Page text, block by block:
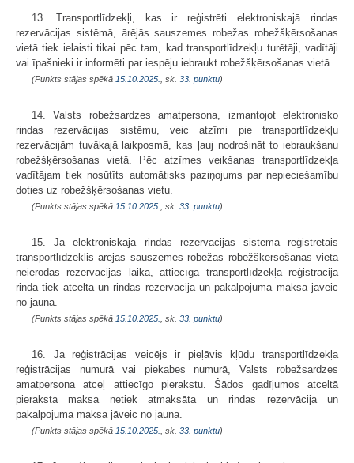
13. Transportlīdzekļi, kas ir reģistrēti elektroniskajā rindas
rezervācijas sistēmā, ārējās sauszemes robežas robežšķērsošanas
vietā tiek ielaisti tikai pēc tam, kad transportlīdzekļu turētāji, vadītāji
vai īpašnieki ir informēti par iespēju iebraukt robežšķērsošanas vietā.
(Punkts stājas spēkā 15.10.2025. , sk. 33. punktu)
14. Valsts robežsardzes amatpersona, izmantojot elektronisko
rindas rezervācijas sistēmu, veic atzīmi pie transportlīdzekļu
rezervācijām tuvākajā laikposmā, kas ļauj nodrošināt to iebraukšanu
robežšķērsošanas vietā. Pēc atzīmes veikšanas transportlīdzekļa
vadītājam tiek nosūtīts automātisks paziņojums par nepieciešamību
doties uz robežšķērsošanas vietu.
(Punkts stājas spēkā 15.10.2025. , sk. 33. punktu)
15. Ja elektroniskajā rindas rezervācijas sistēmā reģistrētais
transportlīdzeklis ārējās sauszemes robežas robežšķērsošanas vietā
neierodas rezervācijas laikā, attiecīgā transportlīdzekļa reģistrācija
rindā tiek atcelta un rindas rezervācija un pakalpojuma maksa jāveic
no jauna.
(Punkts stājas spēkā 15.10.2025. , sk. 33. punktu)
16. Ja reģistrācijas veicējs ir pieļāvis kļūdu transportlīdzekļa
reģistrācijas numurā vai piekabes numurā, Valsts robežsardzes
amatpersona atceļ attiecīgo pierakstu. Šādos gadījumos atceltā
pieraksta maksa netiek atmaksāta un rindas rezervācija un
pakalpojuma maksa jāveic no jauna.
(Punkts stājas spēkā 15.10.2025. , sk. 33. punktu)